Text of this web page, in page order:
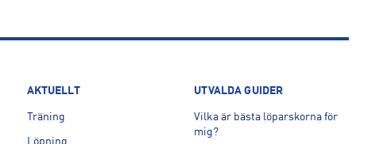
AKTUELLT
Träning
Löpning
UTVALDA GUIDER
Vilka är bästa löparskorna för
mig?